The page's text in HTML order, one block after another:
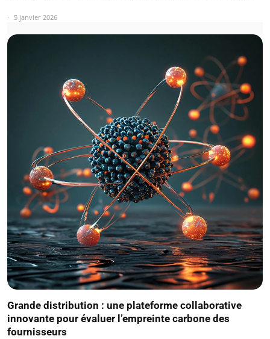
5 janvier 2026
Grande distribution : une plateforme collaborative
innovante pour évaluer l’empreinte carbone des
fournisseurs